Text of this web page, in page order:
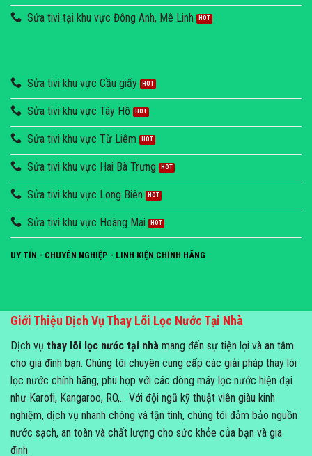
Sửa tivi tại khu vực Đông Anh, Mê Linh
Sửa tivi khu vực Cầu giấy
Sửa tivi khu vực Tây Hồ
Sửa tivi khu vực Từ Liêm
Sửa tivi khu vực Hai Bà Trưng
Sửa tivi khu vực Long Biên
Sửa tivi khu vực Hoàng Mai
UY TÍN - CHUYÊN NGHIỆP - LINH KIỆN CHÍNH HÃNG
Giới Thiệu Dịch Vụ Thay Lõi Lọc Nước Tại Nhà
Dịch vụ thay lõi lọc nước tại nhà mang đến sự tiện lợi và an tâm
cho gia đình bạn. Chúng tôi chuyên cung cấp các giải pháp thay lõi
lọc nước chính hãng, phù hợp với các dòng máy lọc nước hiện đại
như Karofi, Kangaroo, RO,... Với đội ngũ kỹ thuật viên giàu kinh
nghiệm, dịch vụ nhanh chóng và tận tình, chúng tôi đảm bảo nguồn
nước sạch, an toàn và chất lượng cho sức khỏe của bạn và gia
đình.